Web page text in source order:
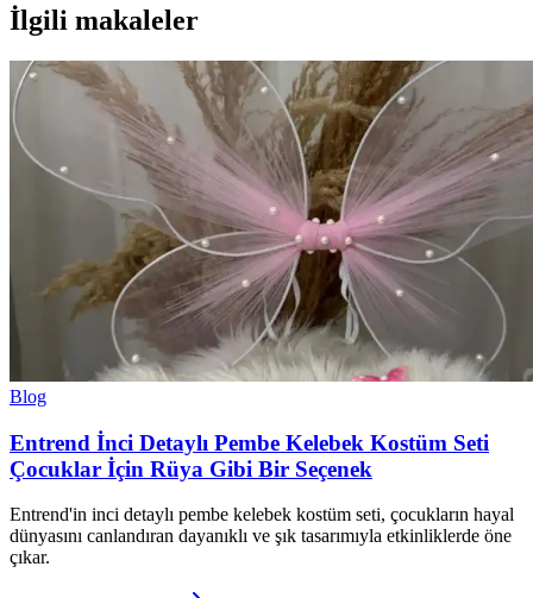
İlgili makaleler
Blog
Entrend İnci Detaylı Pembe Kelebek Kostüm Seti
Çocuklar İçin Rüya Gibi Bir Seçenek
Entrend'in inci detaylı pembe kelebek kostüm seti, çocukların hayal
dünyasını canlandıran dayanıklı ve şık tasarımıyla etkinliklerde öne
çıkar.